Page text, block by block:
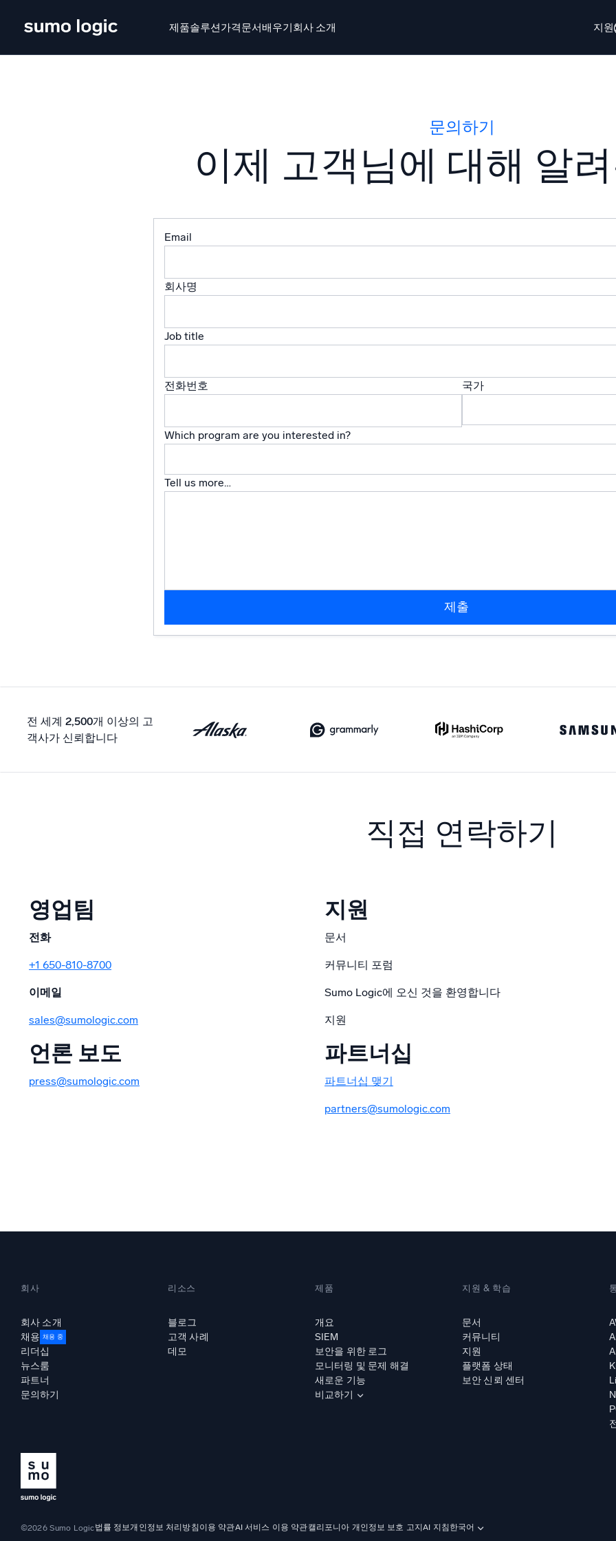
제품솔루션가격문서배우기회사 소개 지원
지능형 보안 운영
위협을 더 빠르게 발견하고 더 똑똑하게 대응
보안을 위한 로그
동적 가시성
포괄적인 가시
문의하기
이제 고객님에 대해 알
Email
회사명
Job title
전화번호 국가
Which program are you interested in?
Tell us more…
제출
전 세계 2,500개 이상의 고
객사가 신뢰합니다
직접 연락하기
영업팀
전화
+1 650-810-8700
이메일
sales@sumologic.com
언론 보도
press@sumologic.com
지원
문서
커뮤니티 포럼
Sumo Logic에 오신 것을 환영합니다
지원
파트너십
파트너십 맺기
partners@sumologic.com
회사
회사 소개
채용 채용 중
리더십
뉴스룸
파트너
문의하기
리소스
블로그
고객 사례
데모
제품
개요
SIEM
보안을 위한 로그
모니터링 및 문제 해결
새로운 기능
비교하기
지원 & 학습
문서
커뮤니티
지원
플랫폼 상태
보안 신뢰 센터
©2026 Sumo Logic법률 정보개인정보 처리방침이용 약관AI 서비스 이용 약관캘리포니아 개인정보 보호 고지AI 지침한국어